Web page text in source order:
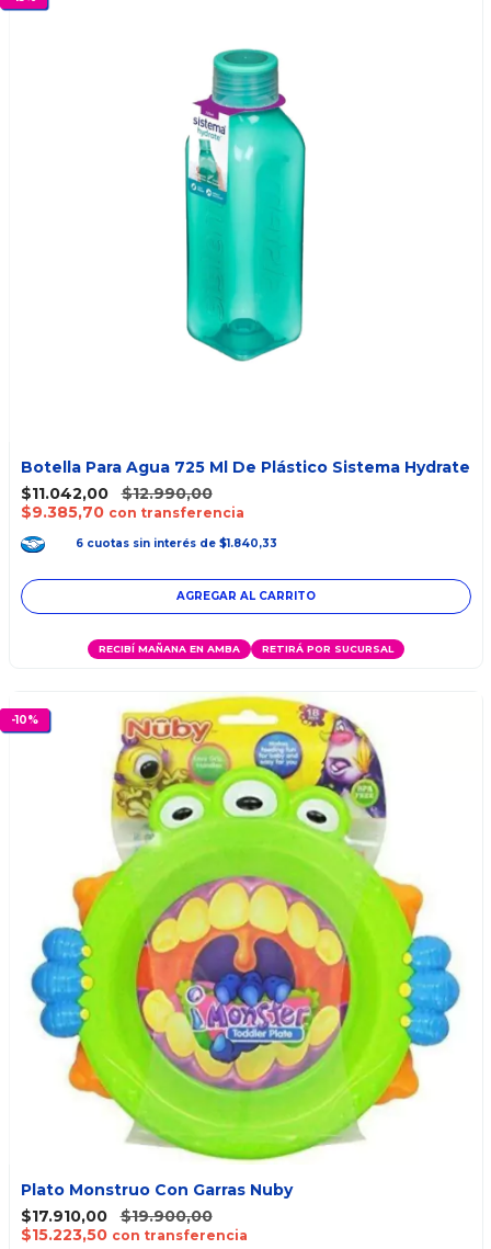
Botella Para Agua 725 Ml De Plástico Sistema Hydrate
$11.042,00
$12.990,00
$9.385,70 con transferencia
6 cuotas sin interés de $1.840,33
RECIBÍ MAÑANA EN AMBA RETIRÁ POR SUCURSAL
-10%
Plato Monstruo Con Garras Nuby
$17.910,00
$19.900,00
$15.223,50 con transferencia